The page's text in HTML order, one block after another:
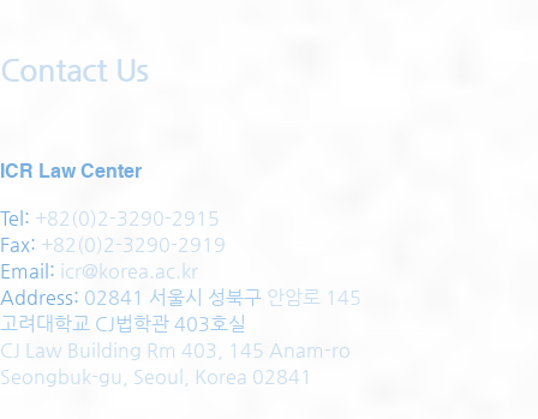
Contact Us
ICR Law Center
Tel: +82(0)2-3290-2915
Fax: +82(0)2-3290-2919
Email: icr@korea.ac.kr
Address: 02841 서울시 성북구 안암로 145
고려대학교 CJ법학관 403호실
CJ Law Building Rm 403, 145 Anam-ro
Seongbuk-gu, Seoul, Korea 02841